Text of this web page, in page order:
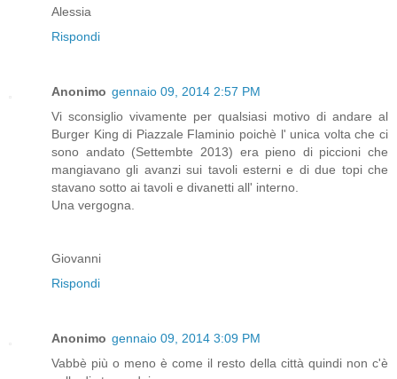
Alessia
Rispondi
Anonimo gennaio 09, 2014 2:57 PM
Vi sconsiglio vivamente per qualsiasi motivo di andare al
Burger King di Piazzale Flaminio poichè l' unica volta che ci
sono andato (Settembte 2013) era pieno di piccioni che
mangiavano gli avanzi sui tavoli esterni e di due topi che
stavano sotto ai tavoli e divanetti all' interno.
Una vergogna.
Giovanni
Rispondi
Anonimo gennaio 09, 2014 3:09 PM
Vabbè più o meno è come il resto della città quindi non c'è